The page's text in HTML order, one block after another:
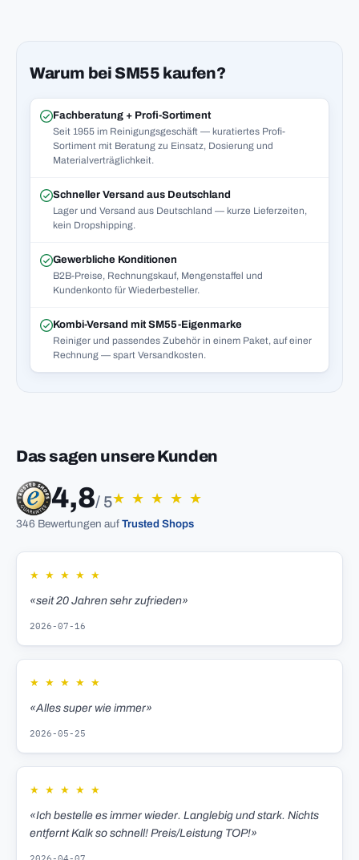
Warum bei SM55 kaufen?
Fachberatung + Profi-Sortiment
Seit 1955 im Reinigungsgeschäft — kuratiertes Profi-
Sortiment mit Beratung zu Einsatz, Dosierung und
Materialverträglichkeit.
Schneller Versand aus Deutschland
Lager und Versand aus Deutschland — kurze Lieferzeiten,
kein Dropshipping.
Gewerbliche Konditionen
B2B-Preise, Rechnungskauf, Mengenstaffel und
Kundenkonto für Wiederbesteller.
Kombi-Versand mit SM55-Eigenmarke
Reiniger und passendes Zubehör in einem Paket, auf einer
Rechnung — spart Versandkosten.
Das sagen unsere Kunden
4,8/ 5★ ★ ★ ★ ★
346 Bewertungen auf Trusted Shops
★ ★ ★ ★ ★
«seit 20 Jahren sehr zufrieden»
2026-07-16
★ ★ ★ ★ ★
«Alles super wie immer»
2026-05-25
★ ★ ★ ★ ★
«Ich bestelle es immer wieder. Langlebig und stark. Nichts
entfernt Kalk so schnell! Preis/Leistung TOP!»